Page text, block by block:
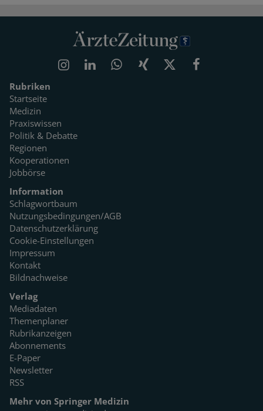
Rubriken
Startseite
Medizin
Praxiswissen
Politik & Debatte
Regionen
Kooperationen
Jobbörse
Information
Schlagwortbaum
Nutzungsbedingungen/AGB
Datenschutzerklärung
Cookie-Einstellungen
Impressum
Kontakt
Bildnachweise
Verlag
Mediadaten
Themenplaner
Rubrikanzeigen
Abonnements
E-Paper
Newsletter
RSS
Mehr von Springer Medizin